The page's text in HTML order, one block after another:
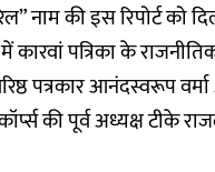
नाम की इस रिपोर्ट को
पत्रिका के
पत्रकार आनंदस्वरूप
की पूर्व अध्यक्ष टीके